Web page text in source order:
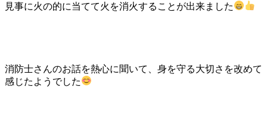
見事に火の的に当てて火を消火することが出来ました
消防士さんのお話を熱心に聞いて、身を守る大切さを改めて
感じたようでした